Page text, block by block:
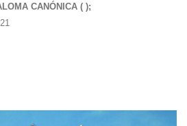
CANÓNICA ( );